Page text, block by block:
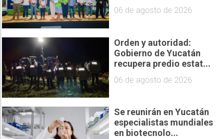
06 de agosto de 2026
Orden y autoridad:
Gobierno de Yucatán
recupera predio estat...
06 de agosto de 2026
Se reunirán en Yucatán
especialistas mundiales
en biotecnolo...